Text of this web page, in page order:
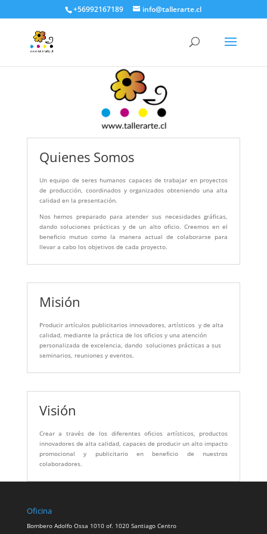
+56992167189 info@tallerarte.cl
Quienes Somos
Un equipo de seres humanos capaces de trabajar en proyectos
de producción, coordinados y organizados obteniendo una alta
calidad en la presentación.
Nos hemos preparado para atender sus necesidades gráficas,
dando soluciones prácticas y de un alto oficio. Creemos en el
beneficio mutuo como la manera actual de colaborarse para
llevar a cabo los objetivos de cada proyecto.
Misión
Producir artículos publicitarios innovadores, artísticos y de alta
calidad, mediante la práctica de los oficios y una atención
personalizada de excelencia, dando soluciones prácticas a sus
seminarios, reuniones y eventos.
Visión
Crear a través de los diferentes oficios artísticos, productos
innovadores de alta calidad, capaces de producir un alto impacto
promocional y publicitario en beneficio de nuestros
colaboradores.
Oficina
Bombero Adolfo Ossa 1010 of. 1020 Santiago Centro